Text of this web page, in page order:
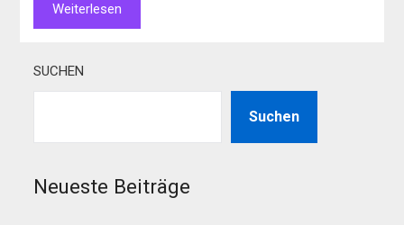
Weiterlesen
SUCHEN
Suchen
Neueste Beiträge